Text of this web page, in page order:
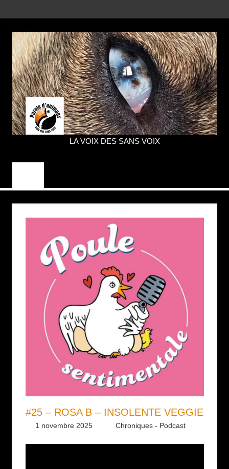
au
contenu
PAROLE
LA VOIX DES SANS VOIX
#25 – ROSA B – INSOLENTE VEGGIE
1 novembre 2025 Daniel
Chroniques - Podcast